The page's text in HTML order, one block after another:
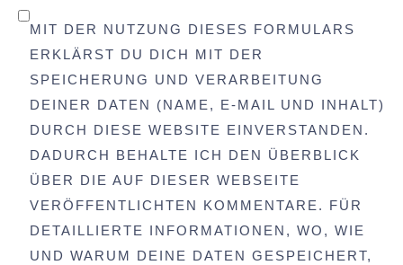
MIT DER NUTZUNG DIESES FORMULARS
ERKLÄRST DU DICH MIT DER
SPEICHERUNG UND VERARBEITUNG
DEINER DATEN (NAME, E-MAIL UND INHALT)
DURCH DIESE WEBSITE EINVERSTANDEN.
DADURCH BEHALTE ICH DEN ÜBERBLICK
ÜBER DIE AUF DIESER WEBSEITE
VERÖFFENTLICHTEN KOMMENTARE. FÜR
DETAILLIERTE INFORMATIONEN, WO, WIE
UND WARUM DEINE DATEN GESPEICHERT,